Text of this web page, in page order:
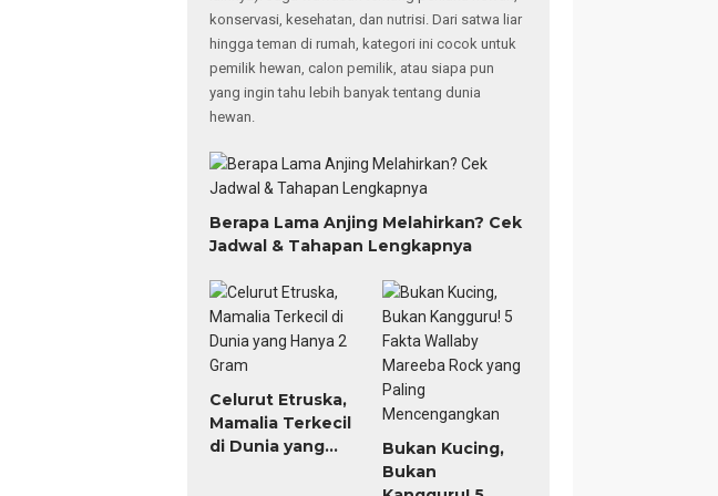
konservasi, kesehatan, dan nutrisi. Dari satwa liar
hingga teman di rumah, kategori ini cocok untuk
pemilik hewan, calon pemilik, atau siapa pun
yang ingin tahu lebih banyak tentang dunia
hewan.
Berapa Lama Anjing Melahirkan? Cek
Jadwal & Tahapan Lengkapnya
Celurut Etruska,
Mamalia Terkecil
di Dunia yang
Bukan Kucing,
Bukan